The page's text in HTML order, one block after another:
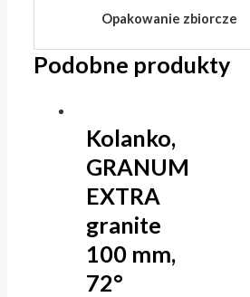
Opakowanie zbiorcze
Podobne produkty
Kolanko,
GRANUM
EXTRA
granite
100 mm,
72°